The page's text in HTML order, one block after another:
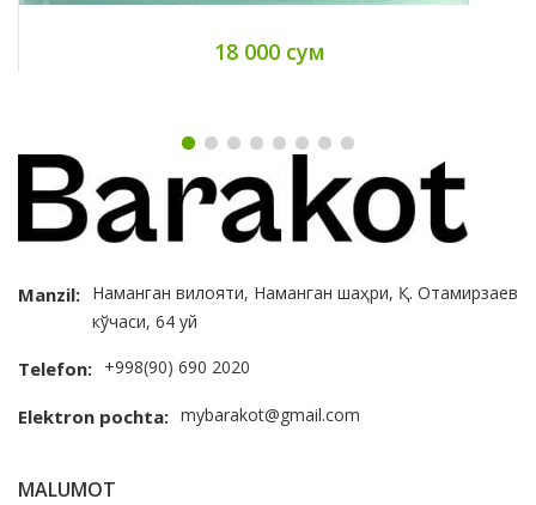
18 000 сум
Manzil: Наманган вилояти, Наманган шаҳри, Қ. Отамирзаев
кўчаси, 64 уй
Telefon: +998(90) 690 2020
Elektron pochta: mybarakot@gmail.com
MALUMOT